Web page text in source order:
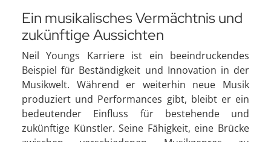
Ein musikalisches Vermächtnis und
zukünftige Aussichten
Neil Youngs Karriere ist ein beeindruckendes
Beispiel für Beständigkeit und Innovation in der
Musikwelt. Während er weiterhin neue Musik
produziert und Performances gibt, bleibt er ein
bedeutender Einfluss für bestehende und
zukünftige Künstler. Seine Fähigkeit, eine Brücke